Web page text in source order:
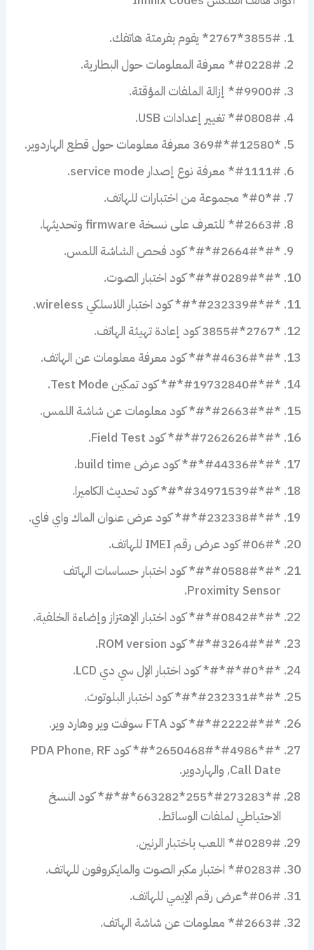
3855#*2767* يقوم بفرمتة هاتفك.
#0228#* معرفة المعلومات حول البطارية.
#9900#* إزالة الملفات المؤقتة.
#0808#* تغيير إعدادات USB.
*#12580*369# معرفة معلومات حول قطع الهاردوير.
#1111#* معرفة نوع إصدار service mode.
#*#0* مجموعة من اختبارات للهاتف.
#2663#* للتعرف على نسخة firmware وتحديثها.
*#*#2664#*#* كود فحص الشاشة اللمس.
*#*#0289#*#* كود اختبار الصوت.
*#*#232339#*#* كود اختبار اللاسلكي wireless.
*2767*3855# كود إعادة تهيئة الهاتف.
*#*#4636#*#* كود معرفة معلومات عن الهاتف.
*#*#19732840#*#* كود تمكين Test Mode.
*#*#2663#*#* كود معلومات عن شاشة اللمس.
*#*#7262626#*#* كود Field Test.
*#*#44336#*#* كود عرض build time.
*#*#34971539#*#* كود تحديث الكاميرا.
*#*#232338#*#* كود عرض عنوان الماك واي فاي.
*#06# كود عرض رقم IMEI للهاتف.
*#*#0588#*#* كود اختبار حساسات الهاتف
Proximity Sensor.
*#*#0842#*#* كود اختبار الإهتزاز وإضاءة الخلفية.
*#*#3264#*#* كود ROM version.
*#*#0*#*#* كود اختبار الإل سي دي LCD.
*#*#232331#*#* كود اختبار البلوتوث.
*#*#2222#*#* كود FTA سوفت وير وهارد وير.
*#*#4986*2650468#*#* كود PDA Phone, RF
Call Date, والهاردوير.
#*#273283*255*663282*#*#* كود النسخ
الاحتياطي لملفات الوسائط.
#0289#* اللعب باختبار الرنين.
#0283#* اختبار مكبر الصوت والمايكروفون للهاتف.
#06#*عرض رقم الإيمي للهاتف.
#2663#* معلومات عن شاشة الهاتف.